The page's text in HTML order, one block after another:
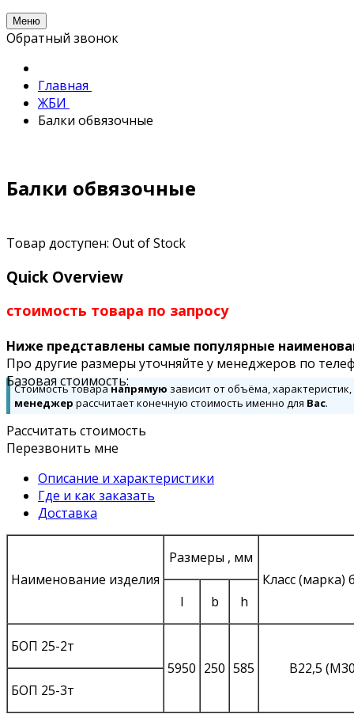
Меню
Обратный звонок
Главная
ЖБИ
Балки обвязочные
Балки обвязочные
Товар доступен: Out of Stock
Quick Overview
стоимость товара по запросу
Ниже представлены самые популярные
Про другие размеры уточняйте у менеджеров по
Базовая стоимость:
Стоимость товаранапрямую зависит от объёма,
менеджер рассчитает конечную стоимость именно для Вас.
Рассчитать стоимость
Перезвонить мне
Описание и характеристики
Где и как заказать
Доставка
Наименование изделия
Размеры , мм
Класс (марка)
l
b h
БОП 25-2т
5950 250 585
В22,5
БОП 25-3т